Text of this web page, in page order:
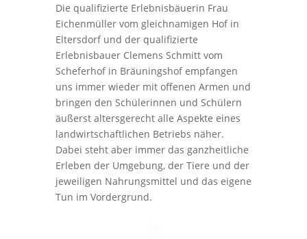
Die qualifizierte Erlebnisbäuerin Frau
Eichenmüller vom gleichnamigen Hof in
Eltersdorf und der qualifizierte
Erlebnisbauer Clemens Schmitt vom
Scheferhof in Bräuningshof empfangen
uns immer wieder mit offenen Armen und
bringen den Schülerinnen und Schülern
äußerst altersgerecht alle Aspekte eines
landwirtschaftlichen Betriebs näher.
Dabei steht aber immer das ganzheitliche
Erleben der Umgebung, der Tiere und der
jeweiligen Nahrungsmittel und das eigene
Tun im Vordergrund.